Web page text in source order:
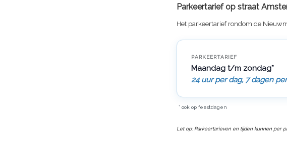
Parkeertarief op straat
Het parkeertarief rondom de
PARKEERTARIEF
Maandag t/m zondag*
24 uur per dag, 7 dagen
* ook op feestdagen
Let op: Parkeertarieven en tijden kunnen per